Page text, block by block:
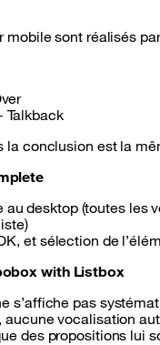
mobile sont réalisés
Talkback
la conclusion est la
desktop (toutes les
et sélection de
with Listbox
s’affiche pas
aucune vocalisation
des propositions lui